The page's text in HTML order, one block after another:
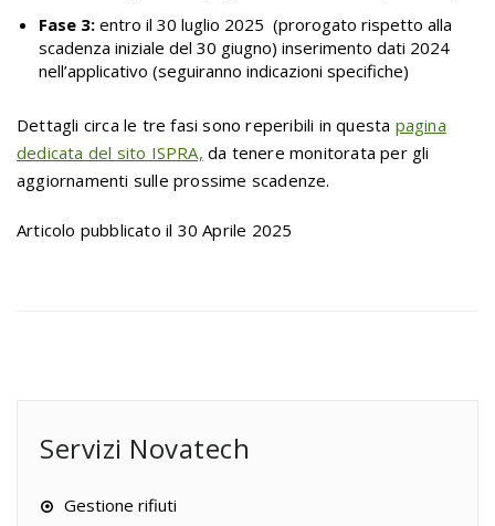
Fase 3: entro il 30 luglio 2025 (prorogato rispetto alla
scadenza iniziale del 30 giugno) inserimento dati 2024
nell’applicativo (seguiranno indicazioni specifiche)
Dettagli circa le tre fasi sono reperibili in questa pagina
dedicata del sito ISPRA, da tenere monitorata per gli
aggiornamenti sulle prossime scadenze.
Articolo pubblicato il 30 Aprile 2025
Servizi Novatech
Gestione rifiuti